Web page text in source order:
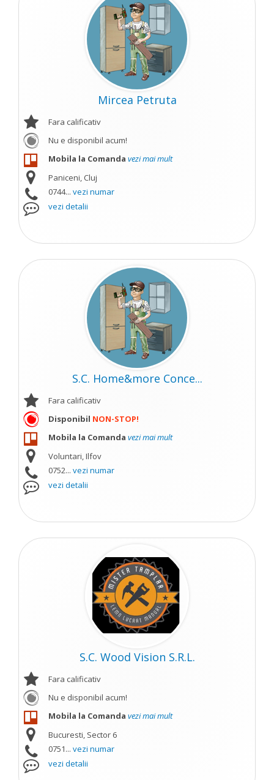
Mircea Petruta
Fara calificativ
Nu e disponibil acum!
Mobila la Comanda vezi mai mult
Paniceni, Cluj
0744... vezi numar
vezi detalii
S.C. Home&more Conce...
Fara calificativ
Disponibil NON-STOP!
Mobila la Comanda vezi mai mult
Voluntari, Ilfov
0752... vezi numar
vezi detalii
S.C. Wood Vision S.R.L.
Fara calificativ
Nu e disponibil acum!
Mobila la Comanda vezi mai mult
Bucuresti, Sector 6
0751... vezi numar
vezi detalii